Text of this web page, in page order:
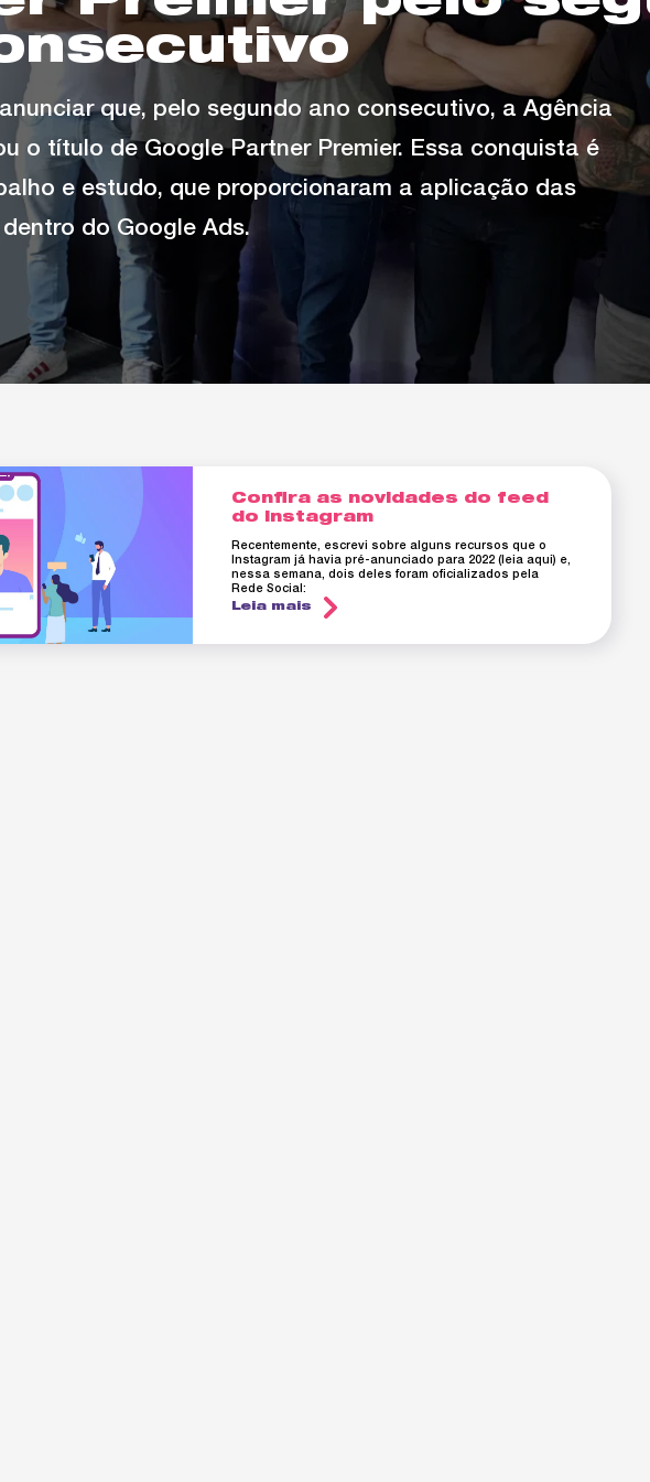
que, pelo segundo ano consecutivo, a Agência
o título de Google Partner Premier. Essa conquista é
e estudo, que proporcionaram a aplicação das
do Google Ads.
Confira as novidades do feed
do Instagram
Recentemente, escrevi sobre alguns recursos que o
Instagram já havia pré-anunciado para 2022 (leia aqui) e,
nessa semana, dois deles foram oficializados pela
Rede Social:
Leia mais